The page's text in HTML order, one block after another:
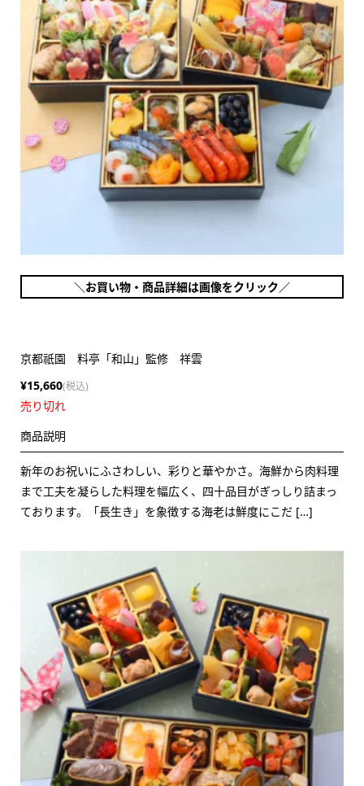
＼お買い物・商品詳細は画像をクリック／
京都祇園 料亭「和山」監修 祥雲
¥15,660(税込)
売り切れ
商品説明
新年のお祝いにふさわしい、彩りと華やかさ。海鮮から肉料理
まで工夫を凝らした料理を幅広く、四十品目がぎっしり詰まっ
ております。「長生き」を象徴する海老は鮮度にこだ […]